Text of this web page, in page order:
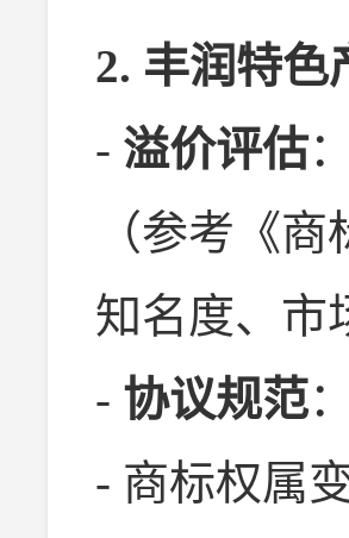
2. 丰润特色
- 溢价评估
（参考《
知名度、市
- 协议规范
- 商标权属